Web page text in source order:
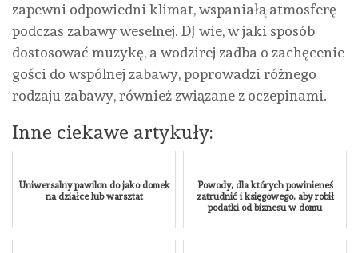
zapewni odpowiedni klimat, wspaniałą atmosferę
podczas zabawy weselnej. DJ wie, w jaki sposób
dostosować muzykę, a wodzirej zadba o zachęcenie
gości do wspólnej zabawy, poprowadzi różnego
rodzaju zabawy, również związane z oczepinami.
Inne ciekawe artykuły:
Uniwersalny pawilon do jako domek
na działce lub warsztat
Powody, dla których powinieneś
zatrudnić i księgowego, aby robił
podatki od biznesu w domu